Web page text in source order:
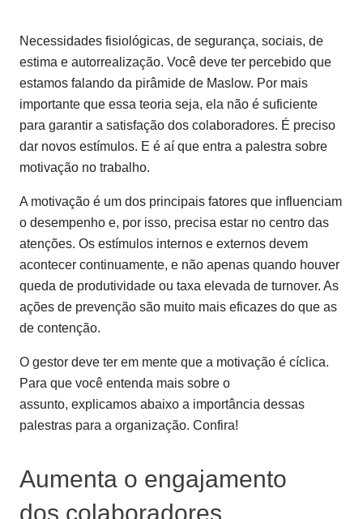
Necessidades fisiológicas, de segurança, sociais, de
estima e autorrealização. Você deve ter percebido que
estamos falando da pirâmide de Maslow. Por mais
importante que essa teoria seja, ela não é suficiente
para garantir a satisfação dos colaboradores. É preciso
dar novos estímulos. E é aí que entra a palestra sobre
motivação no trabalho.
A motivação é um dos principais fatores que influenciam
o desempenho e, por isso, precisa estar no centro das
atenções. Os estímulos internos e externos devem
acontecer continuamente, e não apenas quando houver
queda de produtividade ou taxa elevada de turnover. As
ações de prevenção são muito mais eficazes do que as
de contenção.
O gestor deve ter em mente que a motivação é cíclica.
Para que você entenda mais sobre o
assunto, explicamos abaixo a importância dessas
palestras para a organização. Confira!
Aumenta o engajamento
dos colaboradores